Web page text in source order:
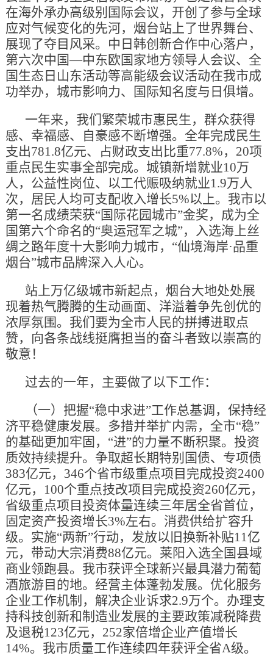
在海外承办高级别国际会议，开创了参与全球
应对气候变化的先河，烟台站上了世界舞台、
展现了夺目风采。中日韩创新合作中心落户，
第六次中国—中东欧国家地方领导人会议、全
国生态日山东活动等高能级会议活动在我市成
功举办，城市影响力、国际知名度与日俱增。
一年来，我们繁荣城市惠民生，群众获得
感、幸福感、自豪感不断增强。全年完成民生
支出781.8亿元、占财政支出比重77.8%，20项
重点民生实事全部完成。城镇新增就业10万
人，公益性岗位、以工代赈吸纳就业1.9万人
次，居民人均可支配收入增长5%以上。我市以
第一名成绩荣获“国际花园城市”金奖，成为全
国第六个命名的“奥运冠军之城”，入选海上丝
绸之路年度十大影响力城市，“仙境海岸·品重
烟台”城市品牌深入人心。
站上万亿级城市新起点，烟台大地处处展
现着热气腾腾的生动画面、洋溢着争先创优的
浓厚氛围。我们要为全市人民的拼搏进取点
赞，向各条战线挺膺担当的奋斗者致以崇高的
敬意！
过去的一年，主要做了以下工作：
（一）把握“稳中求进”工作总基调，保持经
济平稳健康发展。多措并举扩内需，全市“稳”
的基础更加牢固，“进”的力量不断积聚。投资
质效持续提升。争取超长期特别国债、专项债
383亿元，346个省市级重点项目完成投资2400
亿元，100个重点技改项目完成投资260亿元，
省级重点项目投资体量连续三年居全省首位，
固定资产投资增长3%左右。消费供给扩容升
级。实施“两新”行动，发放以旧换新补贴11亿
元，带动大宗消费88亿元。莱阳入选全国县域
商业领跑县。我市获评全球新兴最具潜力葡萄
酒旅游目的地。经营主体蓬勃发展。优化服务
企业工作机制，解决企业诉求2.9万个。办理支
持科技创新和制造业发展的主要政策减税降费
及退税123亿元，252家倍增企业产值增长
14%。我市质量工作连续四年获评全省A级。